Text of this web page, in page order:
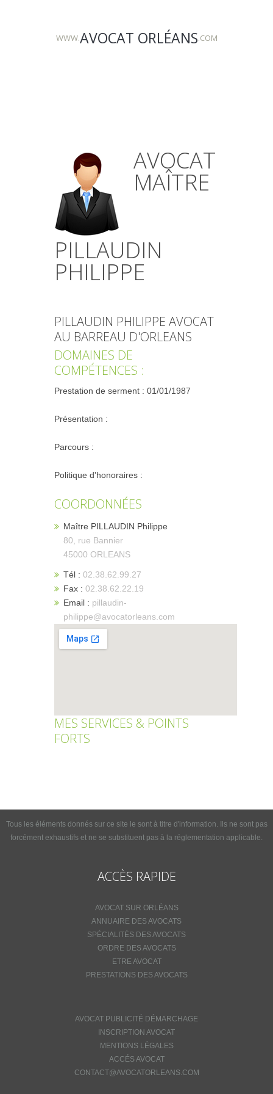
WWW.AVOCAT ORLÉANS.COM
AVOCAT
MAÎTRE
PILLAUDIN
PHILIPPE
PILLAUDIN PHILIPPE AVOCAT
AU BARREAU D'ORLEANS
DOMAINES DE
COMPÉTENCES :
Prestation de serment : 01/01/1987
Présentation :
Parcours :
Politique d'honoraires :
COORDONNÉES
Maître PILLAUDIN Philippe
80, rue Bannier
45000 ORLEANS
Tél : 02.38.62.99.27
Fax : 02.38.62.22.19
Email : pillaudin-
philippe@avocatorleans.com
MES SERVICES & POINTS
FORTS
Tous les éléments donnés sur ce site le sont à titre d'information. Ils ne sont pas
forcément exhaustifs et ne se substituent pas à la réglementation applicable.
ACCÈS RAPIDE
AVOCAT SUR ORLÉANS
ANNUAIRE DES AVOCATS
SPÉCIALITÉS DES AVOCATS
ORDRE DES AVOCATS
ETRE AVOCAT
PRESTATIONS DES AVOCATS
AVOCAT PUBLICITÉ DÉMARCHAGE
INSCRIPTION AVOCAT
MENTIONS LÉGALES
ACCÉS AVOCAT
CONTACT@AVOCATORLEANS.COM